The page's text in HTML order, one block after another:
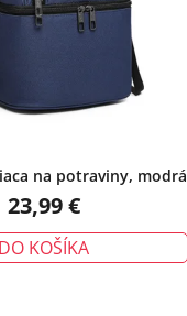
na potraviny, modrá
23,99 €
DO KOŠÍKA